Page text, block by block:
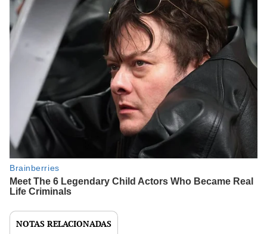
NOTAS RELACIONADAS